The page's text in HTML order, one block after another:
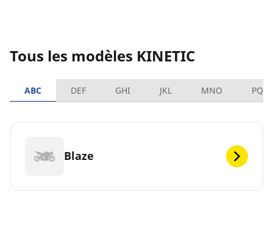
Tous les modèles KINETIC
ABC DEF GHI JKL MNO PQRS
Blaze